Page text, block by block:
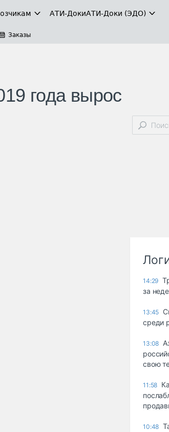
АТИ-ДокиАТИ-Доки (ЭДО)
Заказы
года вырос
14:29
за
13:45
среди
13:08
свою
11:58
10:48